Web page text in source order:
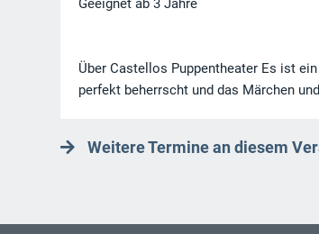
Geeignet ab 3 Jahre
Über Castellos Puppentheater Es ist
perfekt beherrscht und das Märchen
Weitere Termine an diesem